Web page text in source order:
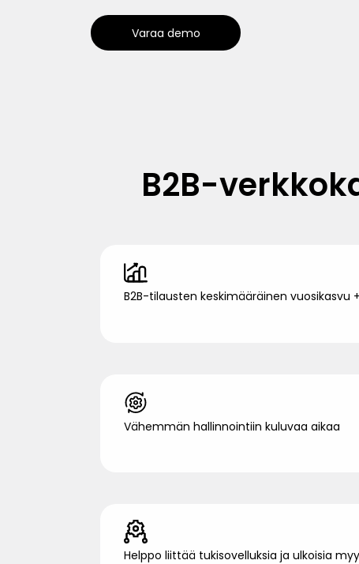
Varaa demo
B2B-
B2B-tilausten keskimääräinen vuosikasvu
Vähemmän hallinnointiin kuluvaa aikaa
Helppo liittää tukisovelluksia ja ulkoisia